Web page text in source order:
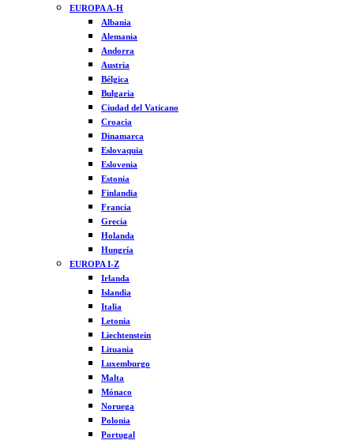
EUROPA A-H
Albania
Alemania
Andorra
Austria
Bélgica
Bulgaria
Ciudad del Vaticano
Croacia
Dinamarca
Eslovaquia
Eslovenia
Estonia
Finlandia
Francia
Grecia
Holanda
Hungría
EUROPA I-Z
Irlanda
Islandia
Italia
Letonia
Liechtenstein
Lituania
Luxemburgo
Malta
Mónaco
Noruega
Polonia
Portugal